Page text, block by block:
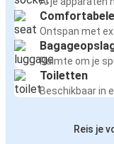
Ontspan met
Ruimte om je
Toiletten
Beschikbaar in
Reis je